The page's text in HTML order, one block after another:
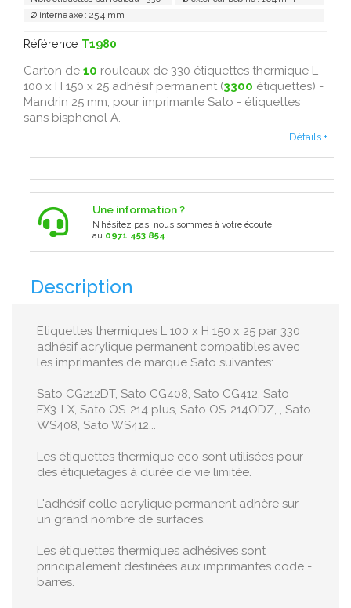
Ø interne axe : 25,4 mm
Référence T1980
Carton de 10 rouleaux de 330 étiquettes thermique L
100 x H 150 x 25 adhésif permanent (3300 étiquettes) -
Mandrin 25 mm, pour imprimante Sato - étiquettes
sans bisphenol A.
Détails +
Une information ?
N’hésitez pas, nous sommes à votre écoute
au 0971 453 854
Description
Etiquettes thermiques L 100 x H 150 x 25 par 330
adhésif acrylique permanent compatibles avec
les imprimantes de marque Sato suivantes:
Sato CG212DT, Sato CG408, Sato CG412, Sato
FX3-LX, Sato OS-214 plus, Sato OS-214ODZ, , Sato
WS408, Sato WS412...
Les étiquettes thermique eco sont utilisées pour
des étiquetages à durée de vie limitée.
L'adhésif colle acrylique permanent adhère sur
un grand nombre de surfaces.
Les étiquettes thermiques adhésives sont
principalement destinées aux imprimantes code -
barres.